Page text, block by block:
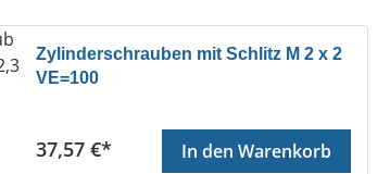
Zylinderschrauben mit Schlitz M 2 x 2
VE=100
Regulärer Preis:
37,57 €* In den Warenkorb